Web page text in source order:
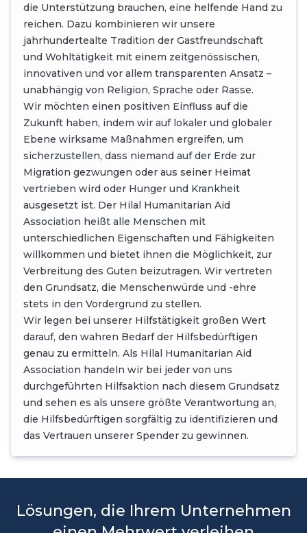
die Unterstützung brauchen, eine helfende Hand zu
reichen. Dazu kombinieren wir unsere
jahrhundertealte Tradition der Gastfreundschaft
und Wohltätigkeit mit einem zeitgenössischen,
innovativen und vor allem transparenten Ansatz –
unabhängig von Religion, Sprache oder Rasse.
Wir möchten einen positiven Einfluss auf die
Zukunft haben, indem wir auf lokaler und globaler
Ebene wirksame Maßnahmen ergreifen, um
sicherzustellen, dass niemand auf der Erde zur
Migration gezwungen oder aus seiner Heimat
vertrieben wird oder Hunger und Krankheit
ausgesetzt ist. Der Hilal Humanitarian Aid
Association heißt alle Menschen mit
unterschiedlichen Eigenschaften und Fähigkeiten
willkommen und bietet ihnen die Möglichkeit, zur
Verbreitung des Guten beizutragen. Wir vertreten
den Grundsatz, die Menschenwürde und -ehre
stets in den Vordergrund zu stellen.
Wir legen bei unserer Hilfstätigkeit großen Wert
darauf, den wahren Bedarf der Hilfsbedürftigen
genau zu ermitteln. Als Hilal Humanitarian Aid
Association handeln wir bei jeder von uns
durchgeführten Hilfsaktion nach diesem Grundsatz
und sehen es als unsere größte Verantwortung an,
die Hilfsbedürftigen sorgfältig zu identifizieren und
das Vertrauen unserer Spender zu gewinnen.
Lösungen, die Ihrem Unternehmen